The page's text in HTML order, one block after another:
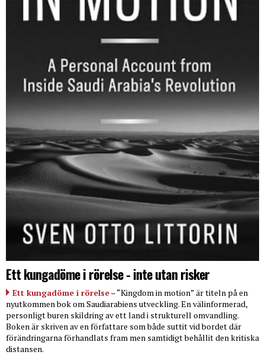
Ett kungadöme i rörelse - inte utan risker
Ett kungadöme i rörelse– “Kingdom in motion” är titeln på en
nyutkommen bok om Saudiarabiens utveckling. En välinformerad,
personligt buren skildring av ett land i strukturell omvandling.
Boken är skriven av en författare som både suttit vid bordet där
förändringarna förhandlats fram men samtidigt behållit den kritiska
distansen.